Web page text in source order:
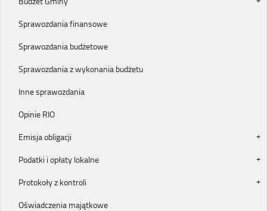
Sprawozdania finansowe
Sprawozdania budżetowe
Sprawozdania z wykonania budżetu
Inne sprawozdania
Opinie RIO
Emisja obligacji
Podatki i opłaty lokalne
Protokoły z kontroli
Oświadczenia majątkowe